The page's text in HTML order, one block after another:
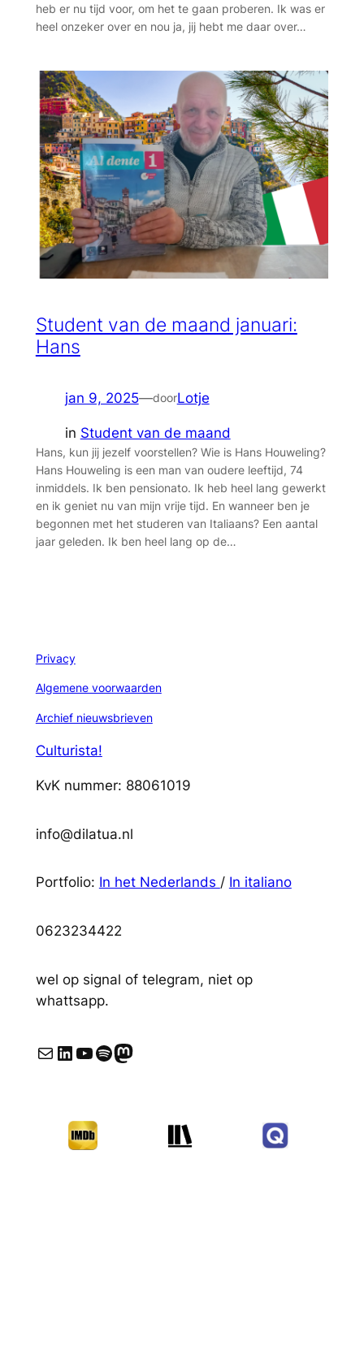
heb er nu tijd voor, om het te gaan proberen. Ik was er
heel onzeker over en nou ja, jij hebt me daar over…
Student van de maand januari:
Hans
jan 9, 2025—doorLotje
in Student van de maand
Hans, kun jij jezelf voorstellen? Wie is Hans Houweling?
Hans Houweling is een man van oudere leeftijd, 74
inmiddels. Ik ben pensionato. Ik heb heel lang gewerkt
en ik geniet nu van mijn vrije tijd. En wanneer ben je
begonnen met het studeren van Italiaans? Een aantal
jaar geleden. Ik ben heel lang op de…
Privacy
Algemene voorwaarden
Archief nieuwsbrieven
Culturista!
KvK nummer: 88061019
info@dilatua.nl
Portfolio: In het Nederlands / In italiano
0623234422
wel op signal of telegram, niet op
whattsapp.
E-mail LinkedIn YouTube Spotify Mastodon